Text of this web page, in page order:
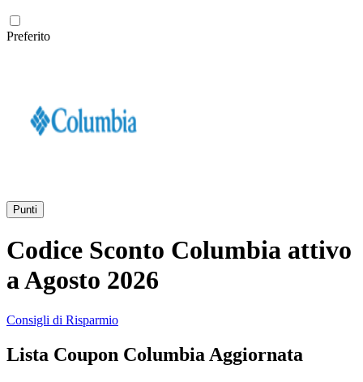
eBay
Samsung
Vacanze e
Hotel
Profumi
Preferito
Punti
Codice Sconto Columbia attivo
a Agosto 2026
Consigli di Risparmio
Lista Coupon Columbia Aggiornata